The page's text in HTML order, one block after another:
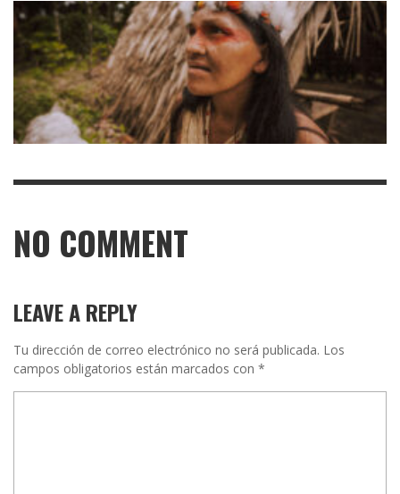
NO COMMENT
LEAVE A REPLY
Tu dirección de correo electrónico no será publicada. Los
campos obligatorios están marcados con *